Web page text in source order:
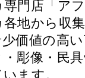
専門店「ア
各地から収
価値の高
・彫像・民
ます。